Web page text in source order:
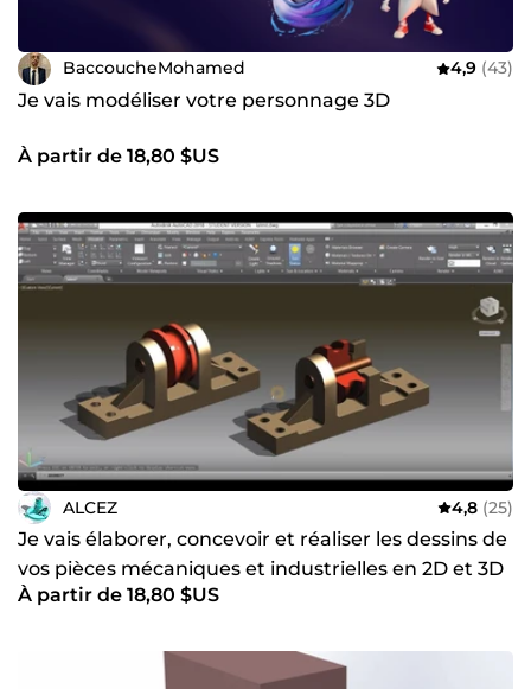
BaccoucheMohamed 4,9 (43)
Je vais modéliser votre personnage 3D
À partir de 18,80 $US
ALCEZ 4,8 (25)
Je vais élaborer, concevoir et réaliser les dessins de
vos pièces mécaniques et industrielles en 2D et 3D
À partir de 18,80 $US